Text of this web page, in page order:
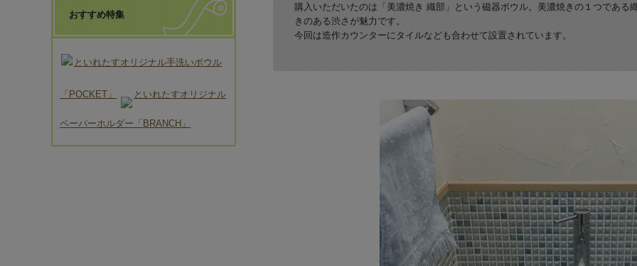
購入いただいたのは「美濃焼き 織部」という磁器ボウル。美濃焼きの１つである
きのある渋さが魅力です。
今回は造作カウンターにタイルなども合わせて設置されています。
おすすめ特集
といれたすオリジナル手洗いボウル
「POCKET」 といれたすオリジナル
ペーパーホルダー「BRANCH」